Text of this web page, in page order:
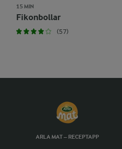
15 MIN
Fikonbollar
(57)
ARLA MAT – RECEPTAPP